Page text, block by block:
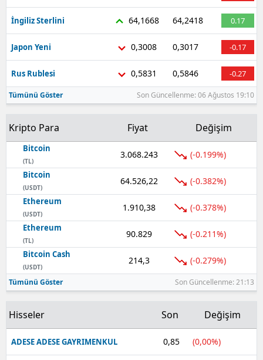
İngiliz Sterlini 64,1668 64,2418 0.17
Japon Yeni 0,3008 0,3017 -0.17
Rus Rublesi 0,5831 0,5846 -0.27
Tümünü Göster Son Güncellenme: 06 Ağustos 19:10
Kripto Para Fiyat Değişim
Bitcoin
(TL)
3.068.243 (-0.199%)
Bitcoin
(USDT)
64.526,22 (-0.382%)
Ethereum
(USDT)
1.910,38 (-0.378%)
Ethereum
(TL)
90.829 (-0.211%)
Bitcoin Cash
(USDT)
214,3 (-0.279%)
Tümünü Göster Son Güncellenme: 21:13
Hisseler Son Değişim
ADESE ADESE GAYRIMENKUL 0,85 (0,00%)